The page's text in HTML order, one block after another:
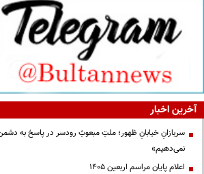
آخرین اخبار
سربازانِ خیابانِ ظهور؛ ملتِ مبعوثِ رودسر در پاسخ به دشمن:
نمی‌دهیم»
اعلام پایان مراسم اربعین ۱۴۰۵